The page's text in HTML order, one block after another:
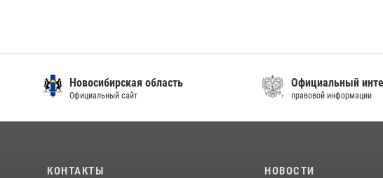
Новосибирская область
Официальный сайт
Официальный
правовой информации
КОНТАКТЫ НОВОСТИ